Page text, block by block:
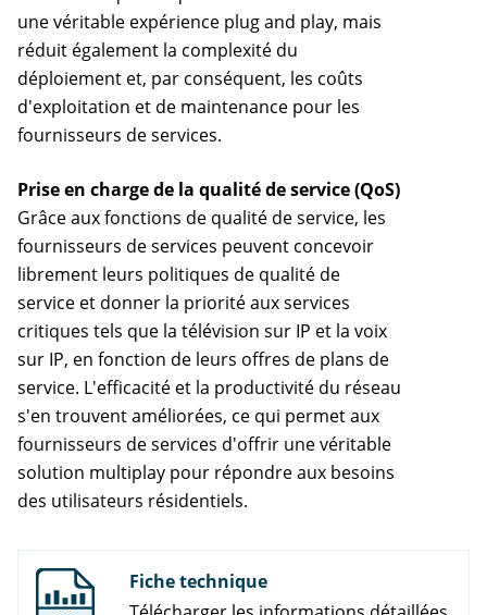
une véritable expérience plug and play, mais
réduit également la complexité du
déploiement et, par conséquent, les coûts
d'exploitation et de maintenance pour les
fournisseurs de services.
Prise en charge de la qualité de service (QoS)
Grâce aux fonctions de qualité de service, les
fournisseurs de services peuvent concevoir
librement leurs politiques de qualité de
service et donner la priorité aux services
critiques tels que la télévision sur IP et la voix
sur IP, en fonction de leurs offres de plans de
service. L'efficacité et la productivité du réseau
s'en trouvent améliorées, ce qui permet aux
fournisseurs de services d'offrir une véritable
solution multiplay pour répondre aux besoins
des utilisateurs résidentiels.
Fiche technique